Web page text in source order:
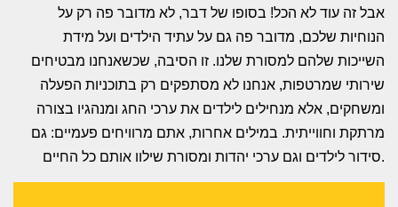
אבל זה עוד לא הכל! בסופו של דבר, לא מדובר פה רק על
הנוחיות שלכם, מדובר פה גם על עתיד הילדים ועל מידת
השייכות שלהם למסורת שלנו. זו הסיבה, שכשאנחנו מבטיחים
שירותי שמרטפות, אנחנו לא מסתפקים רק בתוכניות הפעלה
ומשחקים, אלא מנחילים לילדים את ערכי החג ומנהגיו בצורה
מרתקת וחווייתית. במילים אחרות, אתם מרוויחים פעמיים: גם
סידור לילדים וגם ערכי יהדות ומסורת שילוו אותם כל החיים.